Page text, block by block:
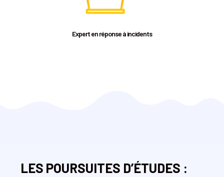
Expert en réponse à incidents
LES POURSUITES D’ÉTUDES :